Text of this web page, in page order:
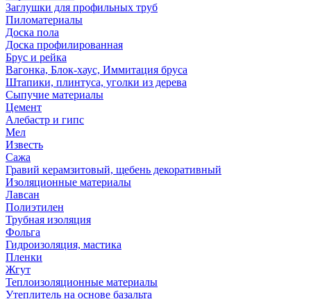
Заглушки для профильных труб
Пиломатериалы
Доска пола
Доска профилированная
Брус и рейка
Вагонка, Блок-хаус, Иммитация бруса
Штапики, плинтуса, уголки из дерева
Сыпучие материалы
Цемент
Алебастр и гипс
Мел
Известь
Сажа
Гравий керамзитовый, щебень декоративный
Изоляционные материалы
Лавсан
Полиэтилен
Трубная изоляция
Фольга
Гидроизоляция, мастика
Пленки
Жгут
Теплоизоляционные материалы
Утеплитель на основе базальта